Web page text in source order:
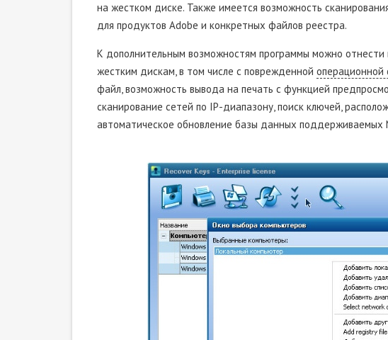
на жестком диске. Также имеется возможность
для продуктов Adobe и конкретных файлов реестра.
К дополнительным возможностям программы можно
жестким дискам, в том числе с поврежденной операционной
файл, возможность вывода на печать с функцией
сканирование сетей по IP-диапазону, поиск ключей,
автоматическое обновление базы данных поддерживаемых